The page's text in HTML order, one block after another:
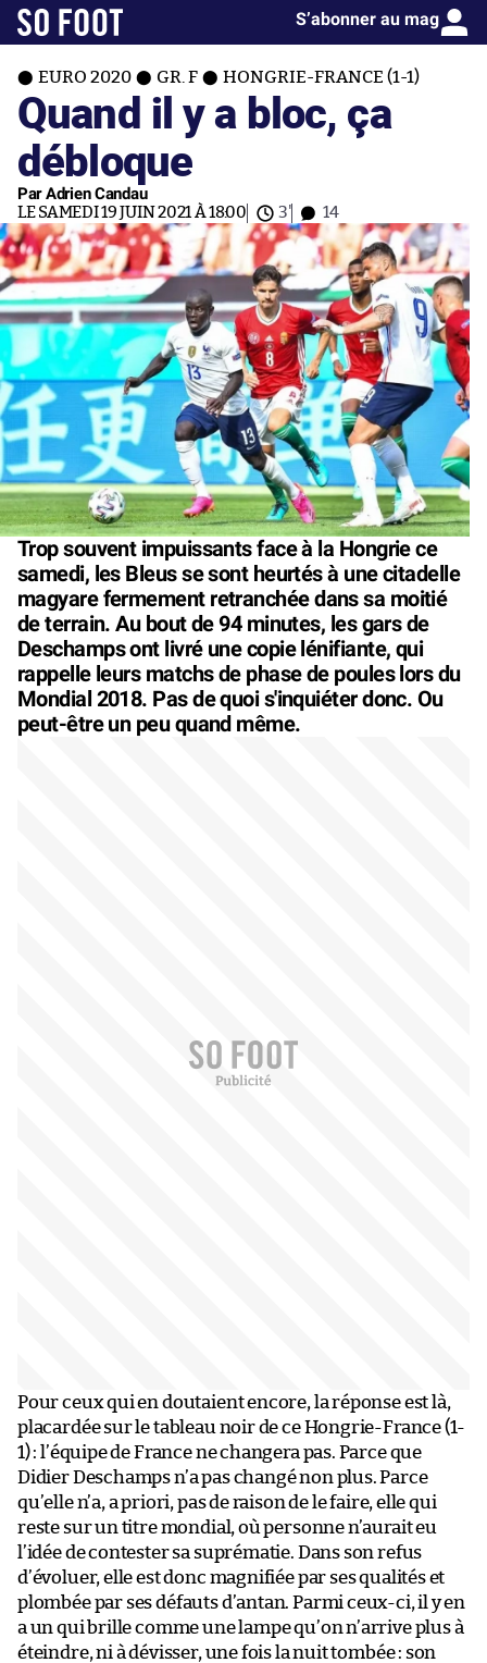
S’abonner au mag
EURO 2020 GR. F HONGRIE-FRANCE (1-1)
Quand il y a bloc, ça
débloque
Par Adrien Candau
LE SAMEDI 19 JUIN 2021 À 18:00 3' 14
Trop souvent impuissants face à la Hongrie ce
samedi, les Bleus se sont heurtés à une citadelle
magyare fermement retranchée dans sa moitié
de terrain. Au bout de 94 minutes, les gars de
Deschamps ont livré une copie lénifiante, qui
rappelle leurs matchs de phase de poules lors du
Mondial 2018. Pas de quoi s'inquiéter donc. Ou
peut-être un peu quand même.
Pour ceux qui en doutaient encore, la réponse est là,
placardée sur le tableau noir de ce Hongrie-France (1-
1) : l’équipe de France ne changera pas. Parce que
Didier Deschamps n’a pas changé non plus. Parce
qu’elle n’a, a priori, pas de raison de le faire, elle qui
reste sur un titre mondial, où personne n’aurait eu
l’idée de contester sa suprématie. Dans son refus
d’évoluer, elle est donc magnifiée par ses qualités et
plombée par ses défauts d’antan. Parmi ceux-ci, il y en
a un qui brille comme une lampe qu’on n’arrive plus à
éteindre, ni à dévisser, une fois la nuit tombée : son